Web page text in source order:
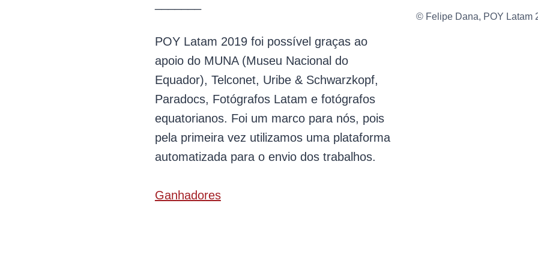
POY Latam 2019 foi possível graças ao
apoio do MUNA (Museu Nacional do
Equador), Telconet, Uribe & Schwarzkopf,
Paradocs, Fotógrafos Latam e fotógrafos
equatorianos. Foi um marco para nós, pois
pela primeira vez utilizamos uma plataforma
automatizada para o envio dos trabalhos.
Ganhadores
© Felipe Dana, POY Latam